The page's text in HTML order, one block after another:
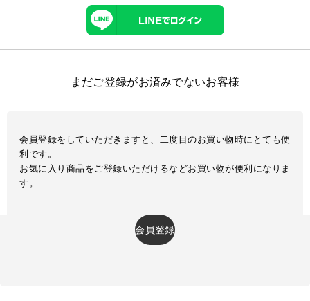
まだご登録がお済みでないお客様
会員登録をしていただきますと、二度目のお買い物時にとても便
利です。
お気に入り商品をご登録いただけるなどお買い物が便利になりま
す。
会員登録